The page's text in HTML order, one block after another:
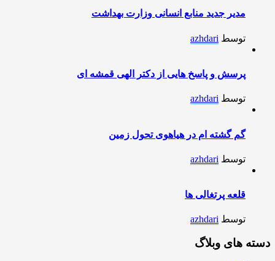
مدیر جدید منابع انسانی وزارت بهداشت
توسط azhdari
پرسش و پاسخ هایی از دکتر الهی قمشه ای
توسط azhdari
گم گشته ام در هیاهوی تحول زمین
توسط azhdari
قلعه پرتغالی ها
توسط azhdari
دسته های وبلاگ